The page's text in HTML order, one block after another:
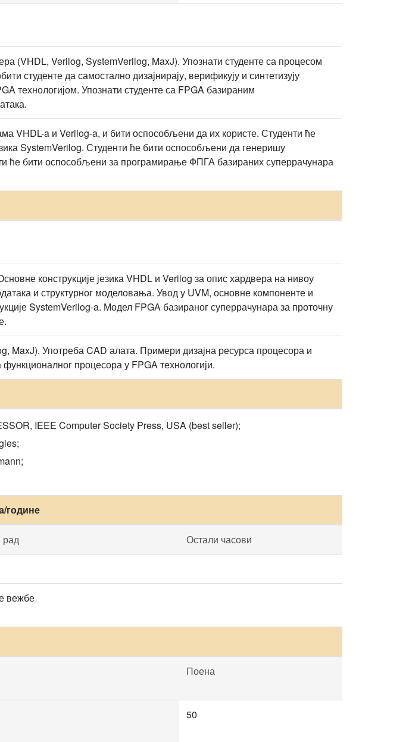
(VHDL, Verilog, SystemVerilog, MaxJ). Упознати студенте са процесом
студенте да самостално дизајнирају, верификују и синтетизују
технологијом. Упознати студенте са FPGA базираним
VHDL-a и Verilog-a, и бити оспособљени да их користе. Студенти ће
SystemVerilog. Студенти ће бити оспособљени да генеришу
ће бити оспособљени за програмирање ФПГА базираних суперрачунара
конструкције језика VHDL и Verilog за опис хардвера на нивоу
и структурног моделовања. Увод у UVM, основне компоненте и
SystemVerilog-a. Модел FPGA базираног суперрачунара за проточну
MaxJ). Употреба CAD алата. Примери дизајна ресурса процесора и
процесора у FPGA технологији.
IEEE Computer Society Press, USA (best seller);
године
рад Остали часови
вежбе
Поена
50